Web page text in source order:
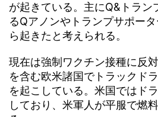
が起きている。主にQ&トラン
るQアノンやトランプサポー
ら起きたと考えられる。
現在は強制ワクチン接種に反
を含む欧米諸国でトラックド
を起こしている。米国ではド
しており、米軍人が平服で燃